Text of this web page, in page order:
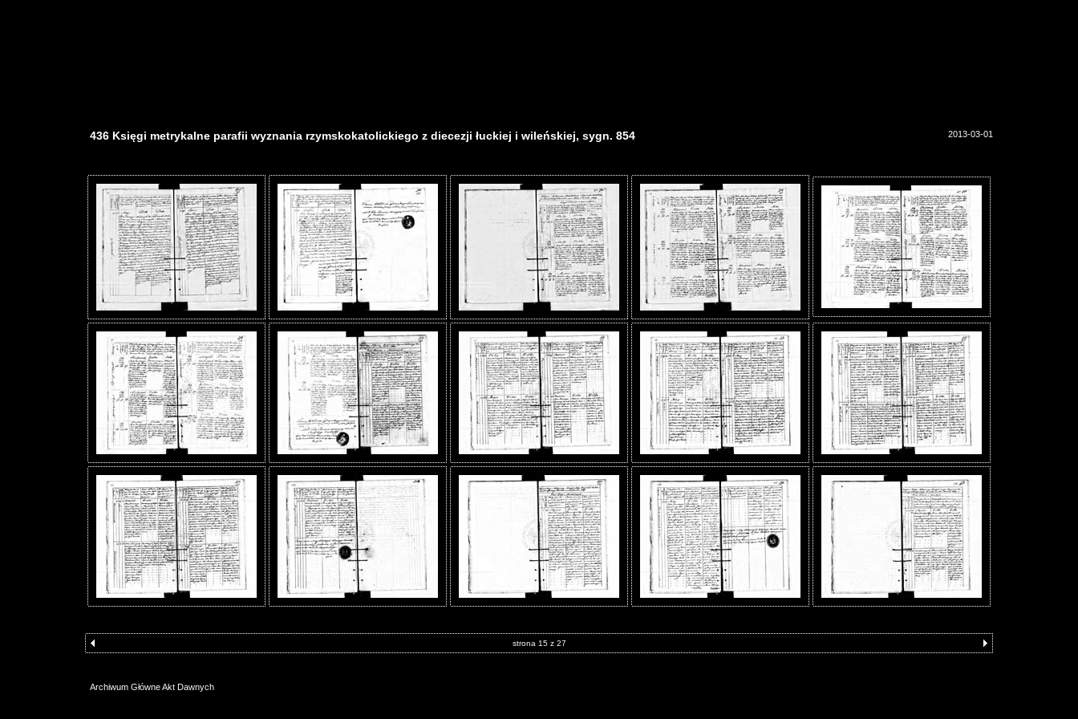
436 Księgi metrykalne parafii wyznania rzymskokatolickiego z diecezji łuckiej i wileńskiej, sygn. 854 2013-03-01
strona 15 z 27
Archiwum Główne Akt Dawnych